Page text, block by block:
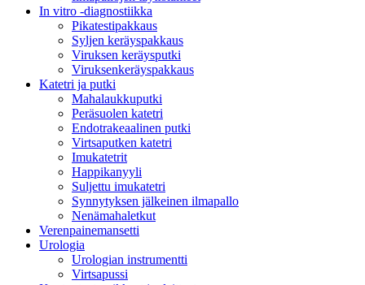
In vitro -diagnostiikka
Pikatestipakkaus
Syljen keräyspakkaus
Viruksen keräysputki
Viruksenkeräyspakkaus
Katetri ja putki
Mahalaukkuputki
Peräsuolen katetri
Endotrakeaalinen putki
Virtsaputken katetri
Imukatetrit
Happikanyyli
Suljettu imukatetri
Synnytyksen jälkeinen ilmapallo
Nenämahaletkut
Verenpainemansetti
Urologia
Urologian instrumentti
Virtsapussi